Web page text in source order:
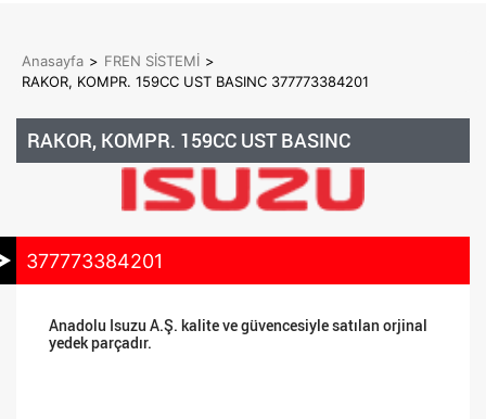
Anasayfa > FREN SİSTEMİ >
RAKOR, KOMPR. 159CC UST BASINC 377773384201
RAKOR, KOMPR. 159CC UST BASINC
377773384201
Anadolu Isuzu A.Ş. kalite ve güvencesiyle satılan orjinal
yedek parçadır.